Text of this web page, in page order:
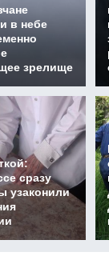
в небе
зрелище
сразу
узаконили